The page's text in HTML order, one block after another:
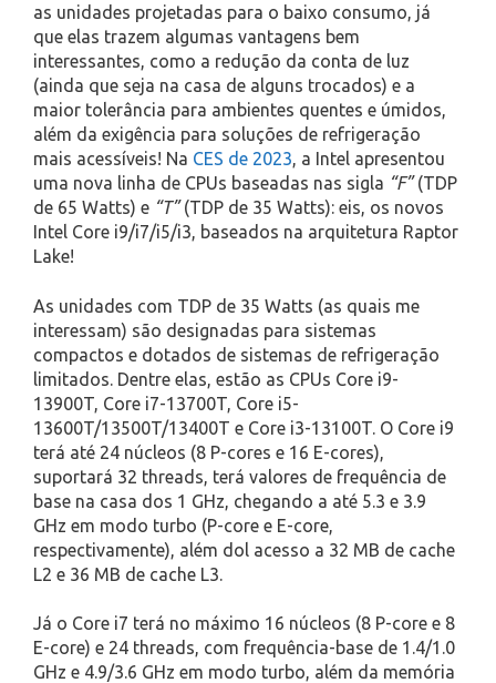
as unidades projetadas para o baixo consumo, já
que elas trazem algumas vantagens bem
interessantes, como a redução da conta de luz
(ainda que seja na casa de alguns trocados) e a
maior tolerância para ambientes quentes e úmidos,
além da exigência para soluções de refrigeração
mais acessíveis! Na CES de 2023, a Intel apresentou
uma nova linha de CPUs baseadas nas sigla “F”(TDP
de 65 Watts) e “T”(TDP de 35 Watts): eis, os novos
Intel Core i9/i7/i5/i3, baseados na arquitetura Raptor
Lake!
As unidades com TDP de 35 Watts (as quais me
interessam) são designadas para sistemas
compactos e dotados de sistemas de refrigeração
limitados. Dentre elas, estão as CPUs Core i9-
13900T, Core i7-13700T, Core i5-
13600T/13500T/13400T e Core i3-13100T. O Core i9
terá até 24 núcleos (8 P-cores e 16 E-cores),
suportará 32 threads, terá valores de frequência de
base na casa dos 1 GHz, chegando a até 5.3 e 3.9
GHz em modo turbo (P-core e E-core,
respectivamente), além dol acesso a 32 MB de cache
L2 e 36 MB de cache L3.
Já o Core i7 terá no máximo 16 núcleos (8 P-core e 8
E-core) e 24 threads, com frequência-base de 1.4/1.0
GHz e 4.9/3.6 GHz em modo turbo, além da memória